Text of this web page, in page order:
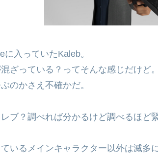
入っていたKaleb。
ざっている？ってそんな感じだけど。
のかさえ不確かだ。
ブ？調べれば分かるけど調べるほど
いるメインキャラクター以外は滅多